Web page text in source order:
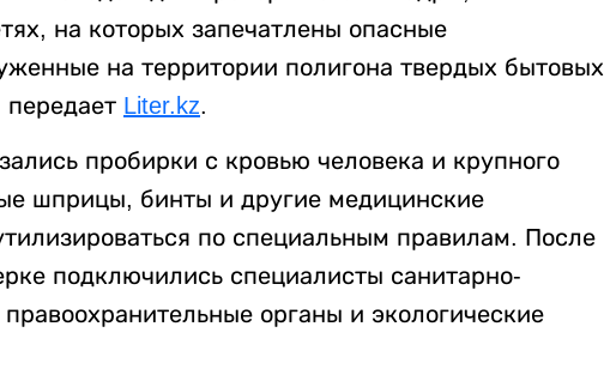
на которых запечатлены опасные
на территории полигона твердых бытовых
передает Liter.kz.
пробирки с кровью человека и крупного
шприцы, бинты и другие медицинские
по специальным правилам. После
подключились специалисты санитарно-
органы и экологические